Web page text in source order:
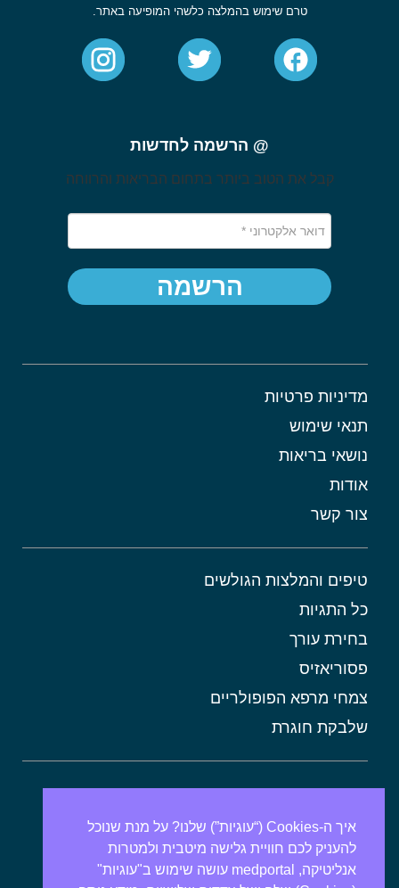
טרם שימוש בהמלצה כלשהי המופיעה באתר.
מדיניות פרטיות
תנאי שימוש
נושאי בריאות
אודות
צור קשר
טיפים והמלצות הגולשים
כל התגיות
בחירת עורך
פסוריאזיס
צמחי מרפא הפופולריים
שלבקת חוגרת
אורטיקריה
מתכונים בריאים
אבנים בכיס המרה
מרולה
@ הרשמה לחדשות
קבל את הטוב ביותר בתחום הבריאות והרווחה
הרשמה
איך ה-Cookies (“עוגיות”) שלנו? על מנת שנוכל
להעניק לכם חוויית גלישה מיטבית ולמטרות
אנליטיקה, medportal עושה שימוש ב"עוגיות"